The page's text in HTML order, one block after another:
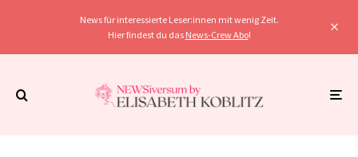
News für interessierte Leser:innen mit wenig Zeit.
Hier findest du das News-Crew Abo!